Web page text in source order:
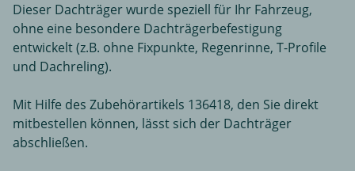
Dieser Dachträger wurde speziell für Ihr Fahrzeug,
ohne eine besondere Dachträgerbefestigung
entwickelt (z.B. ohne Fixpunkte, Regenrinne, T-Profile
und Dachreling).
Mit Hilfe des Zubehörartikels 136418, den Sie direkt
mitbestellen können, lässt sich der Dachträger
abschließen.